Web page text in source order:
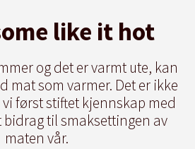
like it hot
og det er varmt ute, kan
mat som varmer. Det er ikke
først stiftet kjennskap med
til smaksettingen av
maten vår.